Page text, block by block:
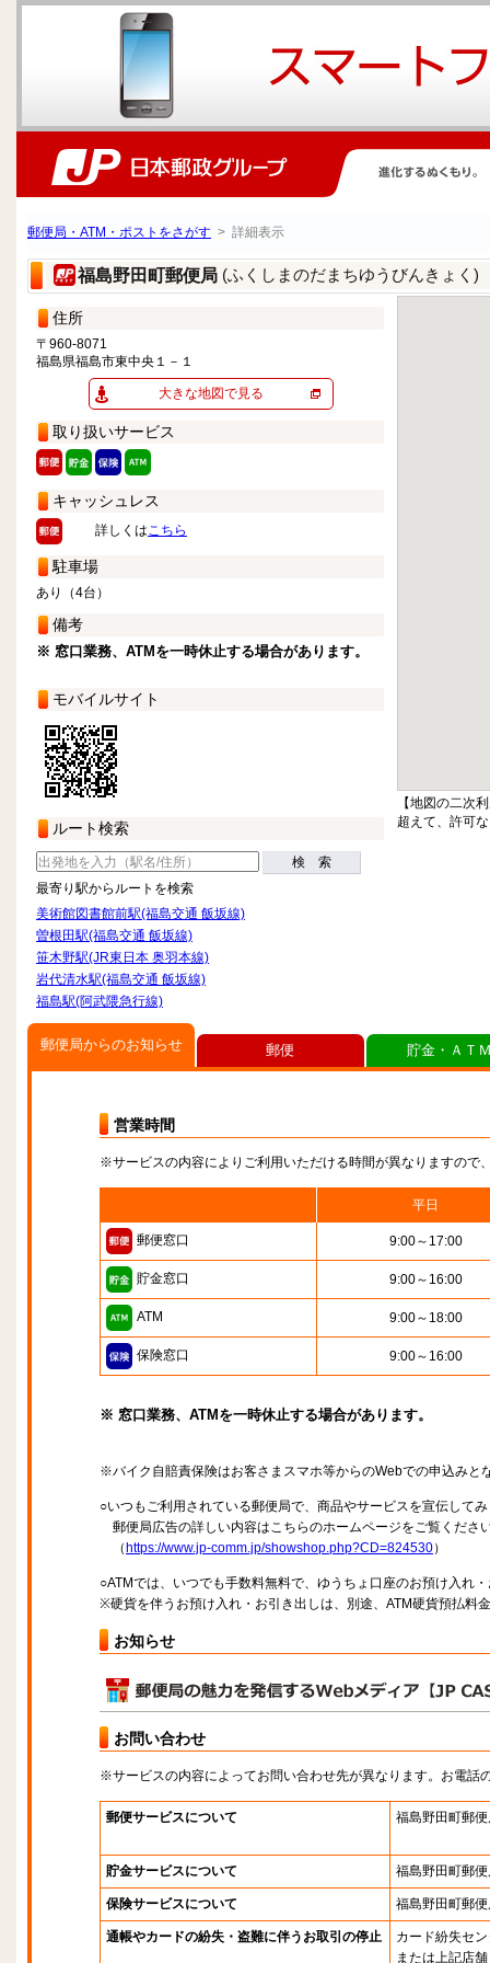
郵便局・ATM・ポストをさがす > 詳細表示
福島野田町郵便局 (ふくしまのだまちゆうびんきょく)
住所
〒960-8071
福島県福島市東中央１－１
大きな地図で見る
取り扱いサービス
キャッシュレス
詳しくはこちら
駐車場
あり（4台）
備考
※ 窓口業務、ATMを一時休止する場合があります。
モバイルサイト
ルート検索
検 索
最寄り駅からルートを検索
美術館図書館前駅(福島交通 飯坂線)
曽根田駅(福島交通 飯坂線)
笹木野駅(JR東日本 奥羽本線)
岩代清水駅(福島交通 飯坂線)
福島駅(阿武隈急行線)
【地図の二次
超えて、許可
郵便局からのお知らせ
営業時間
※サービスの内容によりご利用いただける時間が異なりますので
平日
郵便窓口 9:00～17:00
貯金窓口 9:00～16:00
ATM 9:00～18:00
保険窓口 9:00～16:00
※ 窓口業務、ATMを一時休止する場合があります。
※バイク自賠責保険はお客さまスマホ等からのWebでの申込みと
○いつもご利用されている郵便局で、商品やサービスを宣伝して
郵便局広告の詳しい内容はこちらのホームページをご覧くださ
（ https://www.jp-comm.jp/showshop.php?CD=824530）
○ATMでは、いつでも手数料無料で、ゆうちょ口座のお預け入れ
※硬貨を伴うお預け入れ・お引き出しは、別途、ATM硬貨預払料
お知らせ
お問い合わせ
※サービスの内容によってお問い合わせ先が異なります。お電話
郵便サービスについて 福島野田町郵
貯金サービスについて 福島野田町郵
保険サービスについて 福島野田町郵
通帳やカードの紛失・盗難に伴うお取引の停止
カード紛失セ
または上記店舗
郵便 貯金・ＡＴ